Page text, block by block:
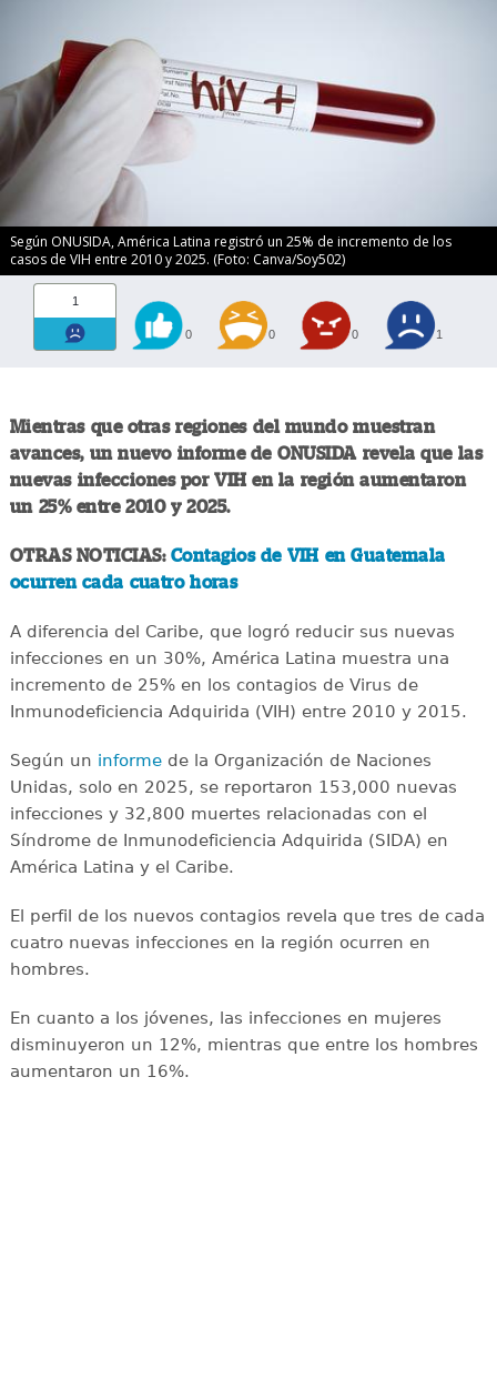
Según ONUSIDA, América Latina registró un 25% de incremento de los
casos de VIH entre 2010 y 2025. (Foto: Canva/Soy502)
1
0 0 0 1
Mientras que otras regiones del mundo muestran
avances, un nuevo informe de ONUSIDA revela que las
nuevas infecciones por VIH en la región aumentaron
un 25% entre 2010 y 2025.
OTRAS NOTICIAS: Contagios de VIH en Guatemala
ocurren cada cuatro horas
A diferencia del Caribe, que logró reducir sus nuevas
infecciones en un 30%, América Latina muestra una
incremento de 25% en los contagios de Virus de
Inmunodeficiencia Adquirida (VIH) entre 2010 y 2015.
Según un informede la Organización de Naciones
Unidas, solo en 2025, se reportaron 153,000 nuevas
infecciones y 32,800 muertes relacionadas con el
Síndrome de Inmunodeficiencia Adquirida (SIDA) en
América Latina y el Caribe.
El perfil de los nuevos contagios revela que tres de cada
cuatro nuevas infecciones en la región ocurren en
hombres.
En cuanto a los jóvenes, las infecciones en mujeres
disminuyeron un 12%, mientras que entre los hombres
aumentaron un 16%.